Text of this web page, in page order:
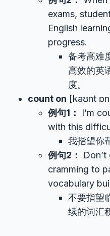
exams,
English
progress.
备考高难
高效的英
度。
count on [kaʊnt
例句1：
I’m
with this
我指望你
例句2：
cramming to
vocabulary
不要指望
续的词汇